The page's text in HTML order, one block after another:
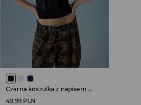
Czarna koszulka z napisem Pretty Mess z dżetów
49,99 PLN